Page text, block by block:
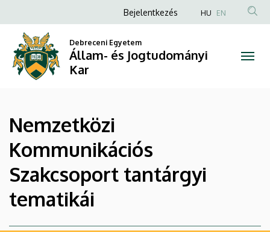
Állam-
és
Jogtudományi
a
tartalomra
Anonim
fiók
menüje
Bejelentkezés HU EN
Debreceni Egyetem
Állam- és Jogtudományi
Kar
Nemzetközi
Kommunikációs
Szakcsoport tantárgyi
tematikái